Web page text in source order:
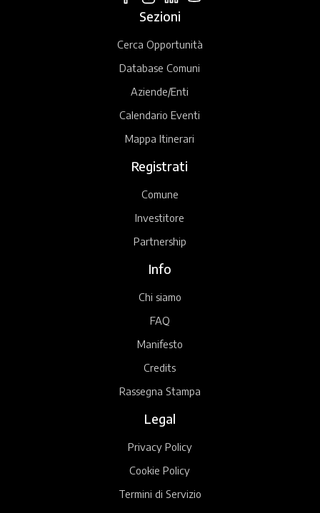
Sezioni
Cerca Opportunità
Database Comuni
Aziende/Enti
Calendario Eventi
Mappa Itinerari
Registrati
Comune
Investitore
Partnership
Info
Chi siamo
FAQ
Manifesto
Credits
Rassegna Stampa
Legal
Privacy Policy
Cookie Policy
Termini di Servizio